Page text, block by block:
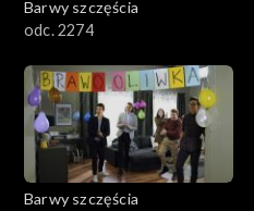
Barwy szczęścia
odc. 2274
Barwy szczęścia